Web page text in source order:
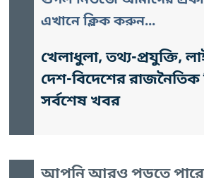
এখানে ক্লিক করুন...
খেলাধুলা, তথ্য-প্রযুক্তি,
দেশ-বিদেশের রাজনৈতিক
সর্বশেষ খবর